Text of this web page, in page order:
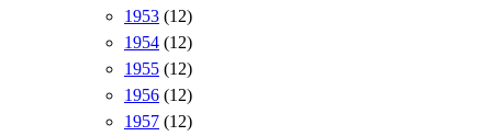
1953 (12)
1954 (12)
1955 (12)
1956 (12)
1957 (12)